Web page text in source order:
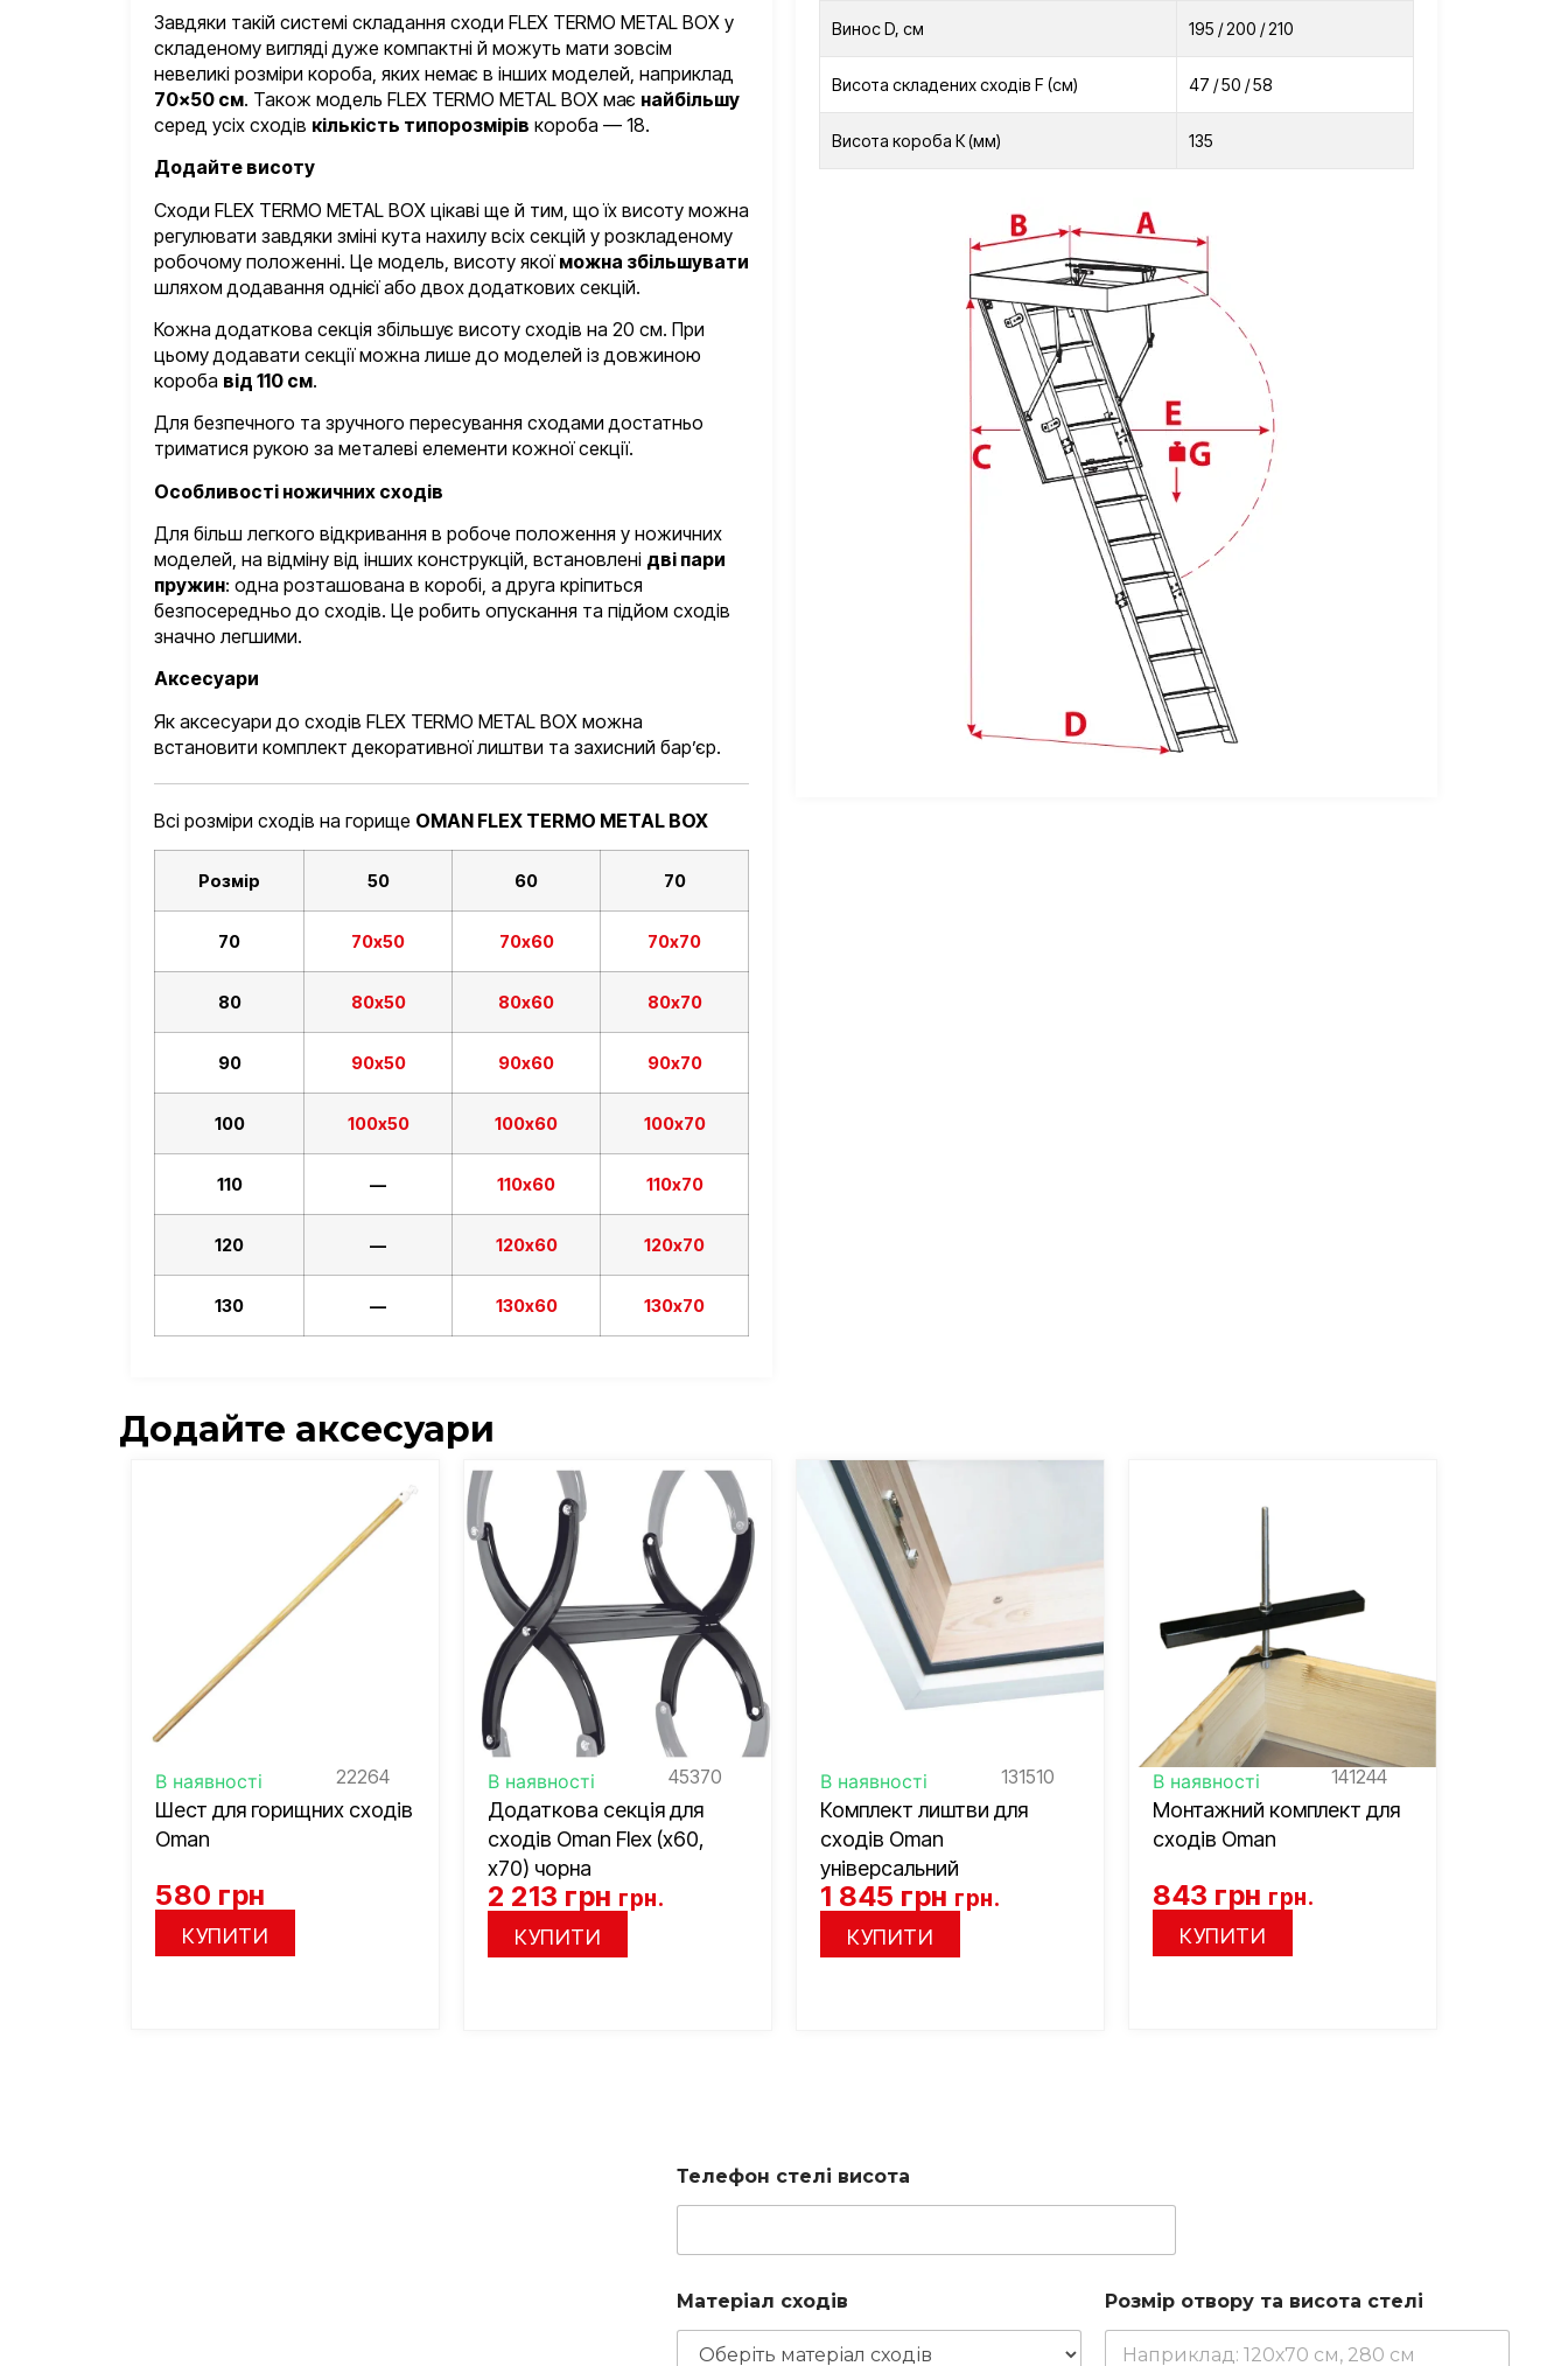
Завдяки такій системі складання сходи FLEX TERMO METAL BOX у
складеному вигляді дуже компактні й можуть мати зовсім
невеликі розміри короба, яких немає в інших моделей, наприклад
70×50 см. Також модель FLEX TERMO METAL BOX має найбільшу
серед усіх сходів кількість типорозмірів короба — 18.
Додайте висоту
Сходи FLEX TERMO METAL BOX цікаві ще й тим, що їх висоту можна
регулювати завдяки зміні кута нахилу всіх секцій у розкладеному
робочому положенні. Це модель, висоту якої можна збільшувати
шляхом додавання однієї або двох додаткових секцій.
Кожна додаткова секція збільшує висоту сходів на 20 см. При
цьому додавати секції можна лише до моделей із довжиною
короба від 110 см.
Для безпечного та зручного пересування сходами достатньо
триматися рукою за металеві елементи кожної секції.
Особливості ножичних сходів
Для більш легкого відкривання в робоче положення у ножичних
моделей, на відміну від інших конструкцій, встановлені дві пари
пружин: одна розташована в коробі, а друга кріпиться
безпосередньо до сходів. Це робить опускання та підйом сходів
значно легшими.
Аксесуари
Як аксесуари до сходів FLEX TERMO METAL BOX можна
встановити комплект декоративної лиштви та захисний бар’єр.
Всі розміри сходів на горище OMAN FLEX TERMO METAL BOX
Розмір 50 60 70
70 70х50 70х60 70х70
80 80х50 80х60 80х70
90 90х50 90х60 90х70
100 100х50 100х60 100х70
110 — 110х60 110х70
120 — 120х60 120х70
130 — 130х60 130х70
Винос D, см 195 / 200 / 210
Висота складених сходів F (см) 47 / 50 / 58
Висота короба К (мм) 135
Додайте аксесуари
В наявності 22264
Шест для горищних сходів
Oman
580 грн
КУПИТИ
В наявності 45370
Додаткова секція для
сходів Oman Flex (x60,
x70) чорна
2 213 грн грн.
КУПИТИ
В наявності 131510
Комплект лиштви для
сходів Oman
універсальний
1 845 грн грн.
КУПИТИ
В наявності 141244
Монтажний комплект для
сходів Oman
843 грн грн.
КУПИТИ
Телефон стелі висота
Матеріал сходів Розмір отвору та висота стелі